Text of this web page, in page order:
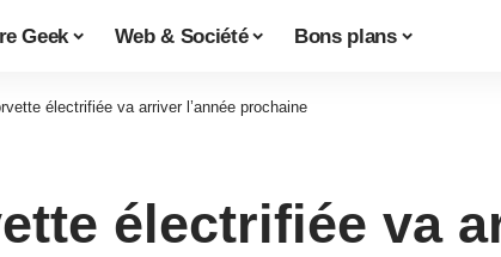
Geek Web & Société Bons plans
électrifiée va arriver l’année prochaine
électrifiée va